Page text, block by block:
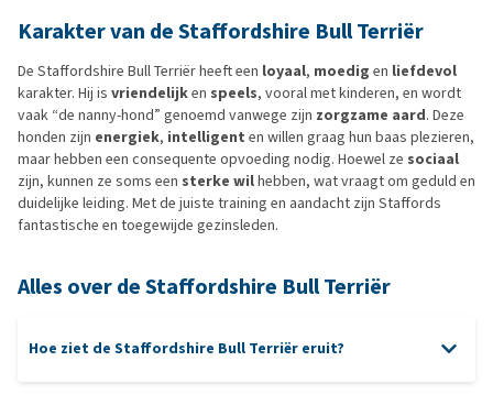
Karakter van de Staffordshire Bull Terriër
De Staffordshire Bull Terriër heeft een loyaal, moedig en liefdevol
karakter. Hij is vriendelijken speels, vooral met kinderen, en wordt
vaak “de nanny-hond” genoemd vanwege zijn zorgzame aard. Deze
honden zijn energiek, intelligent en willen graag hun baas plezieren,
maar hebben een consequente opvoeding nodig. Hoewel ze sociaal
zijn, kunnen ze soms een sterke wilhebben, wat vraagt om geduld en
duidelijke leiding. Met de juiste training en aandacht zijn Staffords
fantastische en toegewijde gezinsleden.
Alles over de Staffordshire Bull Terriër
Hoe ziet de Staffordshire Bull Terriër eruit?